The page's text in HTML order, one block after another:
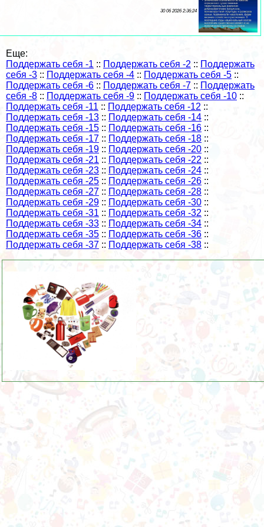
30 06 2026 2:36:24
Еще:
Поддержать себя -1 :: Поддержать себя -2 :: Поддержать
себя -3 :: Поддержать себя -4 :: Поддержать себя -5 ::
Поддержать себя -6 :: Поддержать себя -7 :: Поддержать
себя -8 :: Поддержать себя -9 :: Поддержать себя -10 ::
Поддержать себя -11 :: Поддержать себя -12 ::
Поддержать себя -13 :: Поддержать себя -14 ::
Поддержать себя -15 :: Поддержать себя -16 ::
Поддержать себя -17 :: Поддержать себя -18 ::
Поддержать себя -19 :: Поддержать себя -20 ::
Поддержать себя -21 :: Поддержать себя -22 ::
Поддержать себя -23 :: Поддержать себя -24 ::
Поддержать себя -25 :: Поддержать себя -26 ::
Поддержать себя -27 :: Поддержать себя -28 ::
Поддержать себя -29 :: Поддержать себя -30 ::
Поддержать себя -31 :: Поддержать себя -32 ::
Поддержать себя -33 :: Поддержать себя -34 ::
Поддержать себя -35 :: Поддержать себя -36 ::
Поддержать себя -37 :: Поддержать себя -38 ::